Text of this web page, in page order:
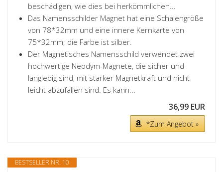
beschädigen, wie dies bei herkömmlichen...
Das Namensschilder Magnet hat eine Schalengröße
von 78*32mm und eine innere Kernkarte von
75*32mm; die Farbe ist silber.
Der Magnetisches Namensschild verwendet zwei
hochwertige Neodym-Magnete, die sicher und
langlebig sind, mit starker Magnetkraft und nicht
leicht abzufallen sind. Es kann...
36,99 EUR
*Zum Angebot »
BESTSELLER NR. 10